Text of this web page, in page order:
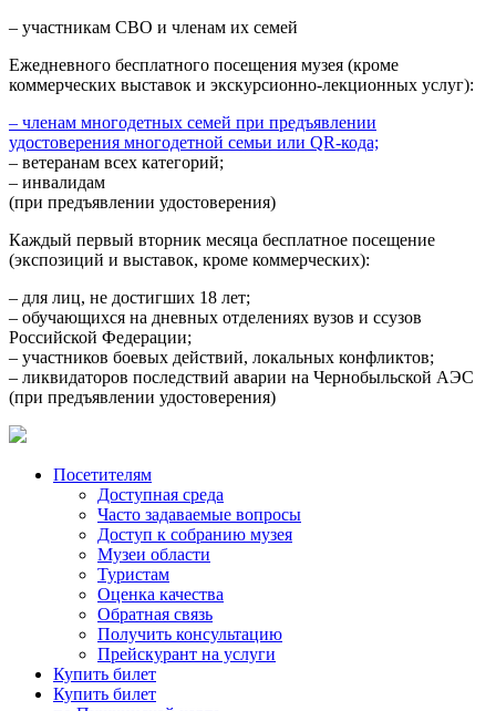
– участникам СВО и членам их семей
Ежедневного бесплатного посещения музея (кроме
коммерческих выставок и экскурсионно-лекционных услуг):
– членам многодетных семей при предъявлении
удостоверения многодетной семьи или QR-кода;
– ветеранам всех категорий;
– инвалидам
(при предъявлении удостоверения)
Каждый первый вторник месяца бесплатное посещение
(экспозиций и выставок, кроме коммерческих):
– для лиц, не достигших 18 лет;
– обучающихся на дневных отделениях вузов и ссузов
Российской Федерации;
– участников боевых действий, локальных конфликтов;
– ликвидаторов последствий аварии на Чернобыльской АЭС
(при предъявлении удостоверения)
Посетителям
Доступная среда
Часто задаваемые вопросы
Доступ к собранию музея
Музеи области
Туристам
Оценка качества
Обратная связь
Получить консультацию
Прейскурант на услуги
Купить билет
Купить билет